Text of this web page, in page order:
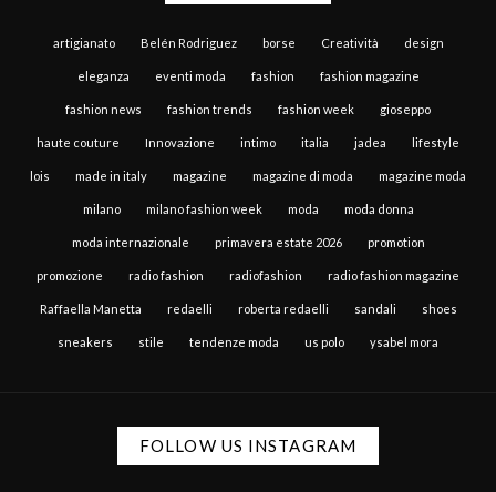
artigianato Belén Rodriguez borse Creatività design
eleganza eventi moda fashion fashion magazine
fashion news fashion trends fashion week gioseppo
haute couture Innovazione intimo italia jadea lifestyle
lois made in italy magazine magazine di moda magazine moda
milano milano fashion week moda moda donna
moda internazionale primavera estate 2026 promotion
promozione radio fashion radiofashion radio fashion magazine
Raffaella Manetta redaelli roberta redaelli sandali shoes
sneakers stile tendenze moda us polo ysabel mora
FOLLOW US INSTAGRAM